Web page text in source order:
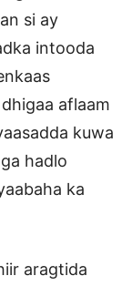
si ay
intooda
aflaam
kuwa
hadlo
ka
aragtida